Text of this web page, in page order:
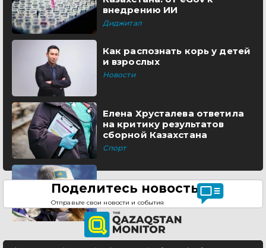
внедрению ИИ
Диджитал
Как распознать корь у детей
и взрослых
Новости
Елена Хрусталева ответила
на критику результатов
сборной Казахстана
Спорт
Поделитесь новостью
Отправьте свои новости и события